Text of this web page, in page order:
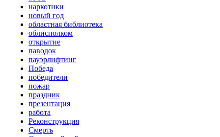
наркотики
новый год
областная библиотека
облисполком
открытие
паводок
пауэрлифтинг
Победа
победители
пожар
праздник
презентация
работа
Реконструкция
Смерть